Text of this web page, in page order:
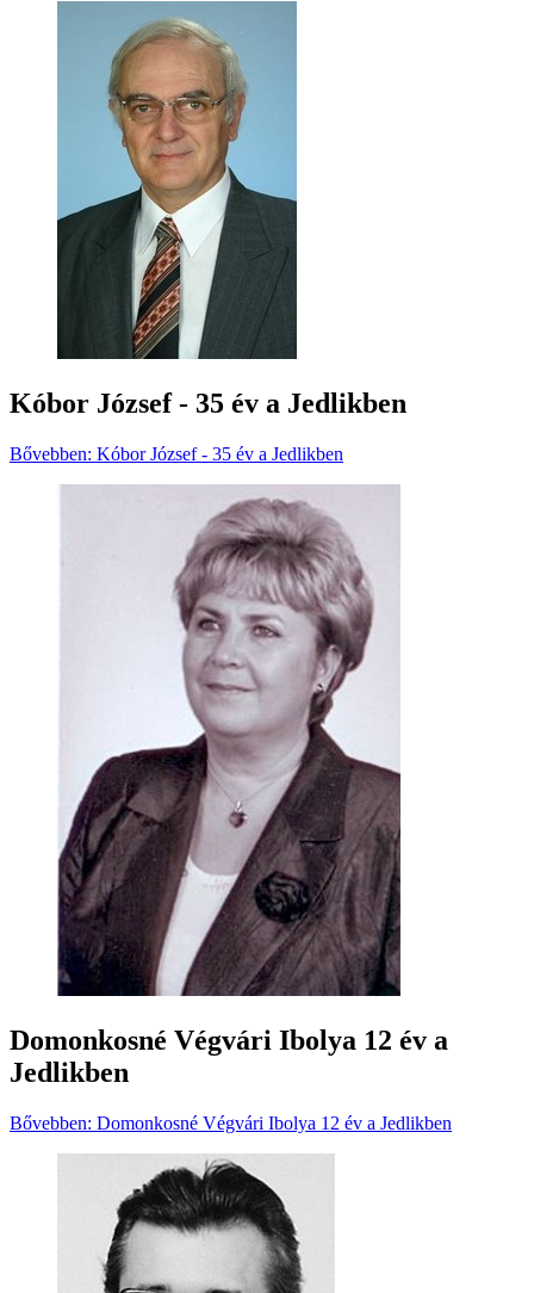
Kóbor József - 35 év a Jedlikben
Bővebben: Kóbor József - 35 év a Jedlikben
Domonkosné Végvári Ibolya 12 év a
Jedlikben
Bővebben: Domonkosné Végvári Ibolya 12 év a Jedlikben